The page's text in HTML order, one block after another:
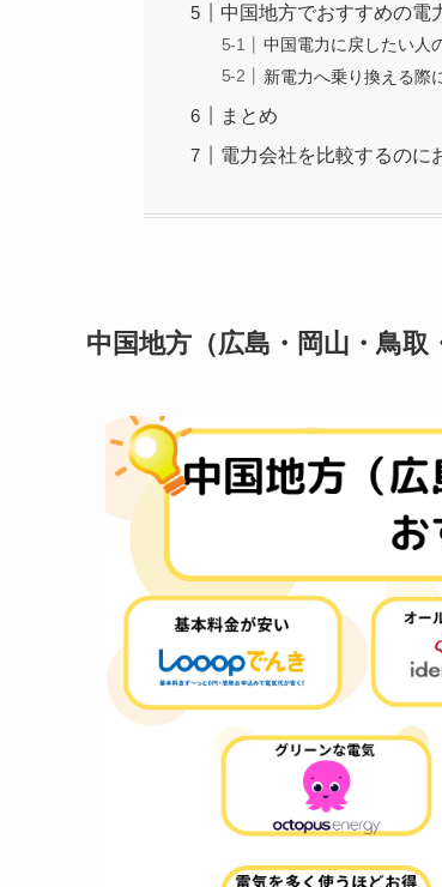
中国地方でおすすめの電
中国電力に戻したい人
新電力へ乗り換える際
まとめ
電力会社を比較するのに
中国地方（広島・岡山・鳥